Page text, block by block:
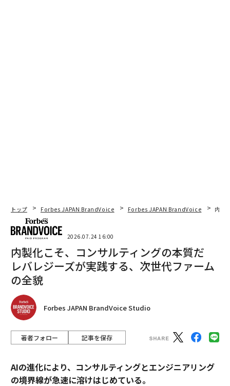
トップ Forbes JAPAN BrandVoice Forbes JAPAN BrandVoice 内製
2026.07.24 16:00
内製化こそ、コンサルティングの本質だ
レバレジーズが実践する、次世代ファーム
の全貌
Forbes JAPAN BrandVoice Studio
著者フォロー 記事を保存
AIの進化により、コンサルティングとエンジニアリング
の境界線が急速に溶けはじめている。